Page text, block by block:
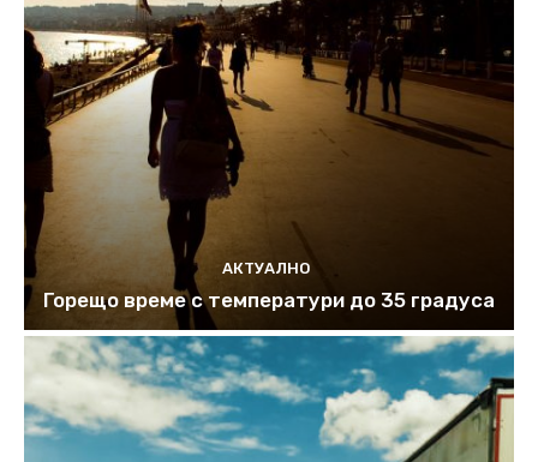
АКТУАЛНО
Горещо време с температури до 35 градуса